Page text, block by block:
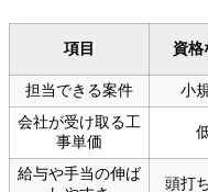
項目 資格
担当できる案件
小
会社が受け取る工
事単価
給与や手当の伸ば
頭打